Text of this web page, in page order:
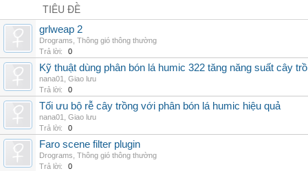
TIÊU ĐỀ
grlweap 2
Drograms Thông gió thông thường
Trả lời:
0
Kỹ thuật dùng phân bón lá humic 322 tăng năng suất cây
nana01
Giao lưu
Trả lời:
0
Tối ưu bộ rễ cây trồng với phân bón lá humic hiệu quả
nana01
Giao lưu
Trả lời:
0
Faro scene filter plugin
Drograms Thông gió thông thường
Trả lời:
0